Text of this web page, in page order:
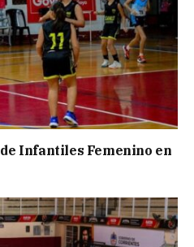
Infantiles Femenino en